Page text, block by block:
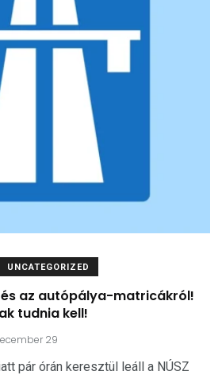
UNCATEGORIZED
az autópálya-matricákról!
tudnia kell!
29
pár órán keresztül leáll a NÚSZ